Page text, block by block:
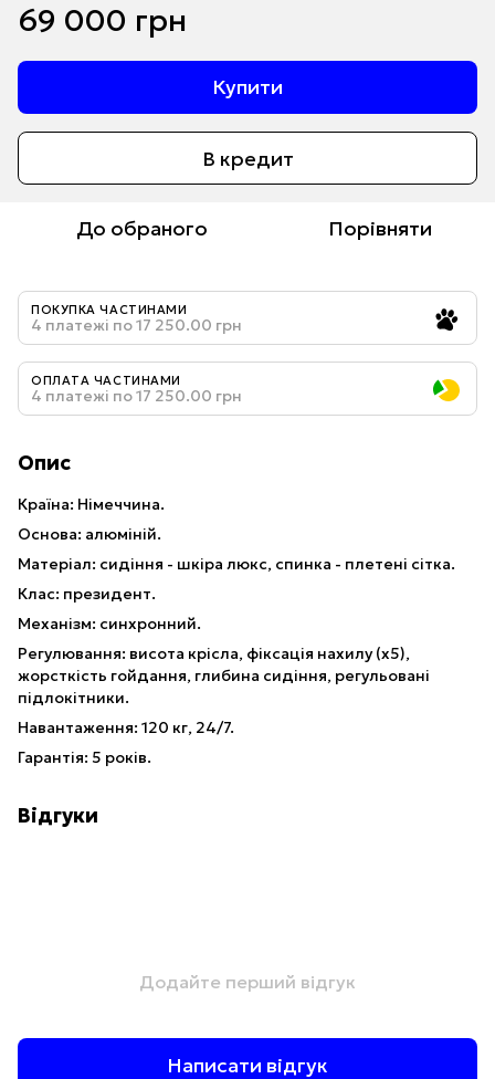
69 000 грн
Купити
В кредит
До обраного Порівняти
ПОКУПКА ЧАСТИНАМИ
4 платежі по 17 250.00 грн
ОПЛАТА ЧАСТИНАМИ
4 платежі по 17 250.00 грн
Опис
Країна: Німеччина.
Основа: алюміній.
Матеріал: сидіння - шкіра люкс, спинка - плетені сітка.
Клас: президент.
Механізм: синхронний.
Регулювання: висота крісла, фіксація нахилу (х5),
жорсткість гойдання, глибина сидіння, регульовані
підлокітники.
Навантаження: 120 кг, 24/7.
Гарантія: 5 років.
Відгуки
Додайте перший відгук
Написати відгук